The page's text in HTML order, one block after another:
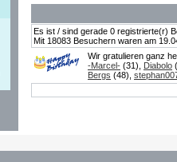
Es ist / sind gerade 0 registrierte(r)
Mit 18083 Besuchern waren am
Wir gratulieren ganz
-Marcel- (31), Diabolo
Bergs (48),